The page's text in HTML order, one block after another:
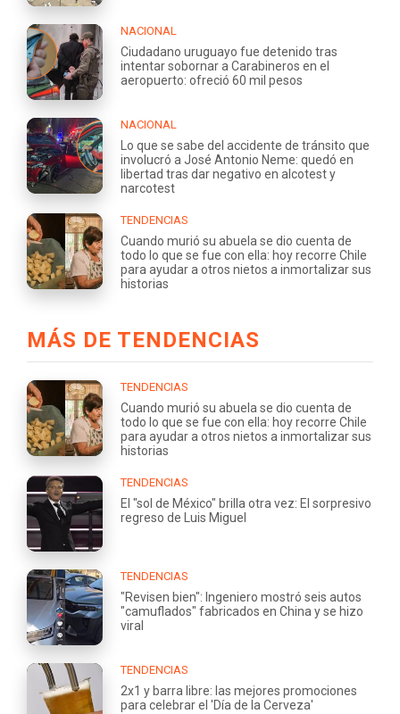
NACIONAL
Ciudadano uruguayo fue detenido tras
intentar sobornar a Carabineros en el
aeropuerto: ofreció 60 mil pesos
NACIONAL
Lo que se sabe del accidente de tránsito que
involucró a José Antonio Neme: quedó en
libertad tras dar negativo en alcotest y
narcotest
TENDENCIAS
Cuando murió su abuela se dio cuenta de
todo lo que se fue con ella: hoy recorre Chile
para ayudar a otros nietos a inmortalizar sus
historias
MÁS DE TENDENCIAS
TENDENCIAS
Cuando murió su abuela se dio cuenta de
todo lo que se fue con ella: hoy recorre Chile
para ayudar a otros nietos a inmortalizar sus
historias
TENDENCIAS
El "sol de México" brilla otra vez: El sorpresivo
regreso de Luis Miguel
TENDENCIAS
"Revisen bien": Ingeniero mostró seis autos
"camuflados" fabricados en China y se hizo
viral
TENDENCIAS
2x1 y barra libre: las mejores promociones
para celebrar el 'Día de la Cerveza'